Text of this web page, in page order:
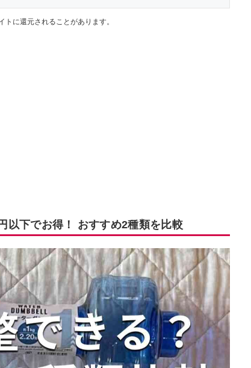
に還元されることがあります。
以下でお得！ おすすめ2種類を比較